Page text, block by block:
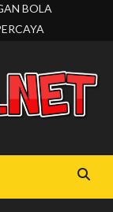
BOLA